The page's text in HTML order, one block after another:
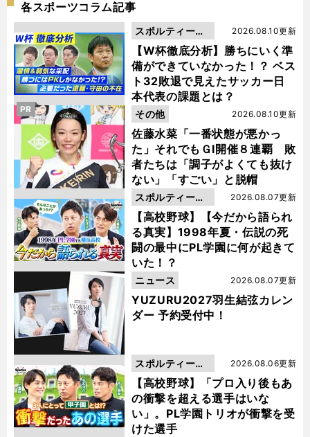
各スポーツコラム記事
【W杯徹底分析】勝ちにいく準
備ができていなかった！？ ベス
ト32敗退で見えたサッカー日
本代表の課題とは？
2026.08.10更新
スポルティーバ
動画
佐藤水菜「一番状態が悪かっ
た」それでもＧⅠ開催８連覇 敗
者たちは「調子がよくても抜け
ない」「すごい」と脱帽
2026.08.10更新
その他
PR
【高校野球】【今だから語られ
る真実】1998年夏・伝説の死
闘の最中にPL学園に何が起きて
いた！？
2026.08.07更新
スポルティーバ
動画
YUZURU2027羽生結弦カレン
ダー 予約受付中！
2026.08.07更新
ニュース
【高校野球】「プロ入り後もあ
の衝撃を超える選手はいな
い」。PL学園トリオが衝撃を受
けた選手
2026.08.06更新
スポルティーバ
動画